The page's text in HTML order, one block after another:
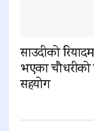
साउदीको
भएका
सहयोग